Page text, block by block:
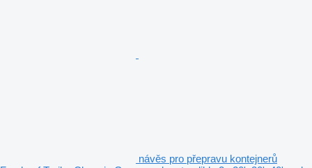
návěs pro přepravu kontejnerů